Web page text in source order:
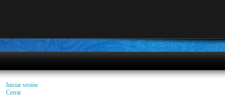
Iniciar sesión
Cerrar